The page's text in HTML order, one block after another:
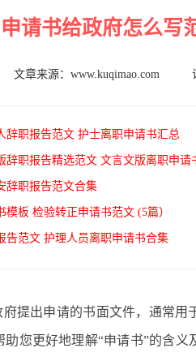
请书给政府怎么写
文章来源： www.kuqimao.com
辞职报告范文 护士离职申请书汇总
辞职报告精选范文 文言文版离职申请
辞职报告范文合集
模板 检验转正申请书范文 (5篇）
告范文 护理人员离职申请书合集
提出申请的书面文件，通常用
您更好地理解“申请书”的含义